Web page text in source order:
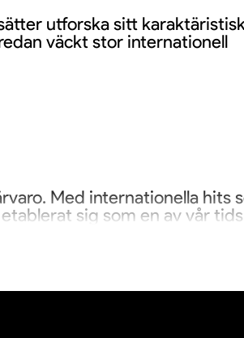
utforska sitt
väckt stor internationell
Med internationella hits
sig som en av vår